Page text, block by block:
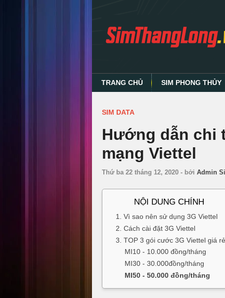
TRANG CHỦ SIM PHONG THỦY
SIM DATA
Hướng dẫn chi
mạng Viettel
Thứ ba 22 tháng 12, 2020 - bởi Admin
NỘI DUNG CHÍNH
1. Vì sao nên sử dụng 3G Viettel
2. Cách cài đặt 3G Viettel
3. TOP 3 gói cước 3G Viettel giá rẻ
MI10 - 10.000 đồng/tháng
MI30 - 30.000đồng/tháng
MI50 - 50.000 đồng/tháng